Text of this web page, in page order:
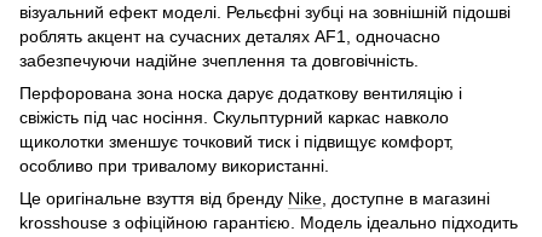
візуальний ефект моделі. Рельєфні зубці на зовнішній підошві
роблять акцент на сучасних деталях AF1, одночасно
забезпечуючи надійне зчеплення та довговічність.
Перфорована зона носка дарує додаткову вентиляцію і
свіжість під час носіння. Скульптурний каркас навколо
щиколотки зменшує точковий тиск і підвищує комфорт,
особливо при тривалому використанні.
Це оригінальне взуття від бренду Nike , доступне в магазині
krosshouse з офіційною гарантією. Модель ідеально підходить